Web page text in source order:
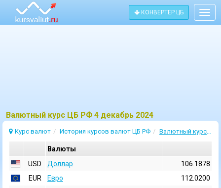
КОНВЕРТЕР ЦБ
Bалютный курс ЦБ РФ 4 декабрь 2024
Курс валют История курсов валют ЦБ РФ Валютный курс 4 Декабрь 2024
Валюты
USD
Доллар
106.1878
EUR
Евро
112.0200